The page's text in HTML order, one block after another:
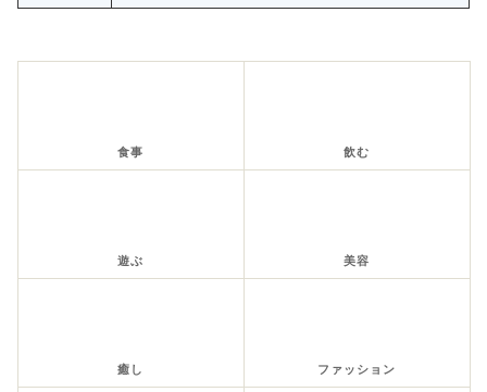
食事 飲む
遊ぶ 美容
癒し ファッション